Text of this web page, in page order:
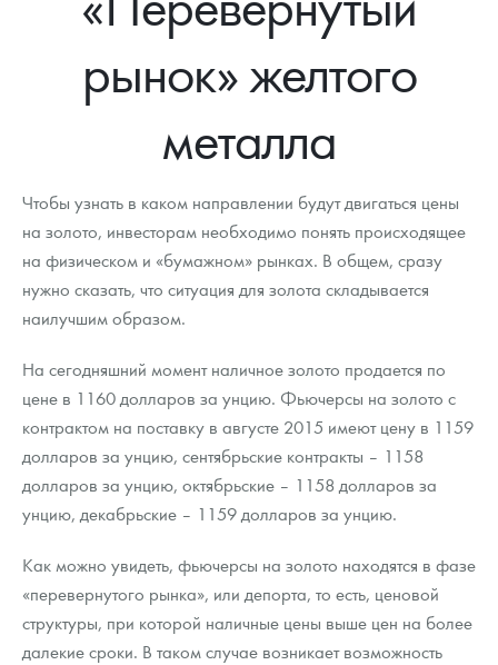
Монеты Царской России
Монеты стран мира после 1950г
Георгий Победоносец
Золотой червонец Сеятель
Золотые слитки
Аксессуары
Год Лошади
Флот: ледоколы и корабли
Жетоны "Необыкновенные обитатели глубин"
Русская нумизматика
Золотая карманная галерея
Выкуп монет
Выкуп серебряных монет
Вопрос - ответ
Памятка для работы с монетами из драгметаллов
Монеты
Политика конфиденциальности
Политика использования Cookies
Распродажа монет и жетонов
Итоги 2025 года. Прогноз курсов золота, серебра, платины на
2026 год
Cтатьи
Георгий Победоносец - динамика цен
Курс золота и серебра
Скупка слитков
Контакты
Наши преимущества
Пресс-служба
рынок» желтого
металла
Чтобы узнать в каком направлении будут двигаться цены
на золото, инвесторам необходимо понять происходящее
на физическом и «бумажном» рынках. В общем, сразу
нужно сказать, что ситуация для золота складывается
наилучшим образом.
На сегодняшний момент наличное золото продается по
цене в 1160 долларов за унцию. Фьючерсы на золото с
контрактом на поставку в августе 2015 имеют цену в 1159
долларов за унцию, сентябрьские контракты – 1158
долларов за унцию, октябрьские – 1158 долларов за
унцию, декабрьские – 1159 долларов за унцию.
Как можно увидеть, фьючерсы на золото находятся в фазе
«перевернутого рынка», или депорта, то есть, ценовой
структуры, при которой наличные цены выше цен на более
далекие сроки. В таком случае возникает возможность